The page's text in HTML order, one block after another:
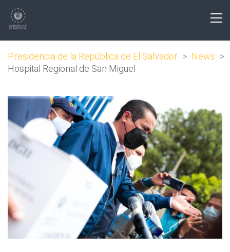
Presidencia de la República de El Salvador > News >
Hospital Regional de San Miguel